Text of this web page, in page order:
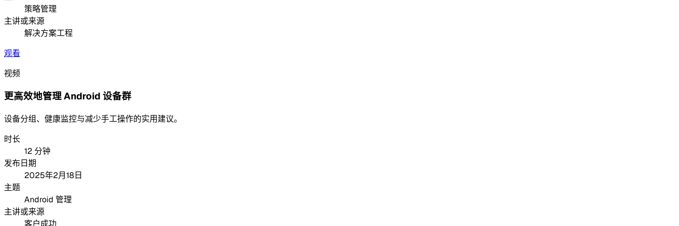
策略管理
主讲或来源
解决方案工程
观看
视频
更高效地管理 Android 设备群
设备分组、健康监控与减少手工操作的实用建议。
时长
12 分钟
发布日期
2025年2月18日
主题
Android 管理
主讲或来源
客户成功